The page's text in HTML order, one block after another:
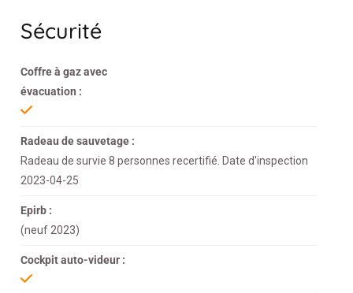
Sécurité
Coffre à gaz avec
évacuation :
Radeau de sauvetage :
Radeau de survie 8 personnes recertifié. Date d'inspection
2023-04-25
Epirb :
(neuf 2023)
Cockpit auto-videur :